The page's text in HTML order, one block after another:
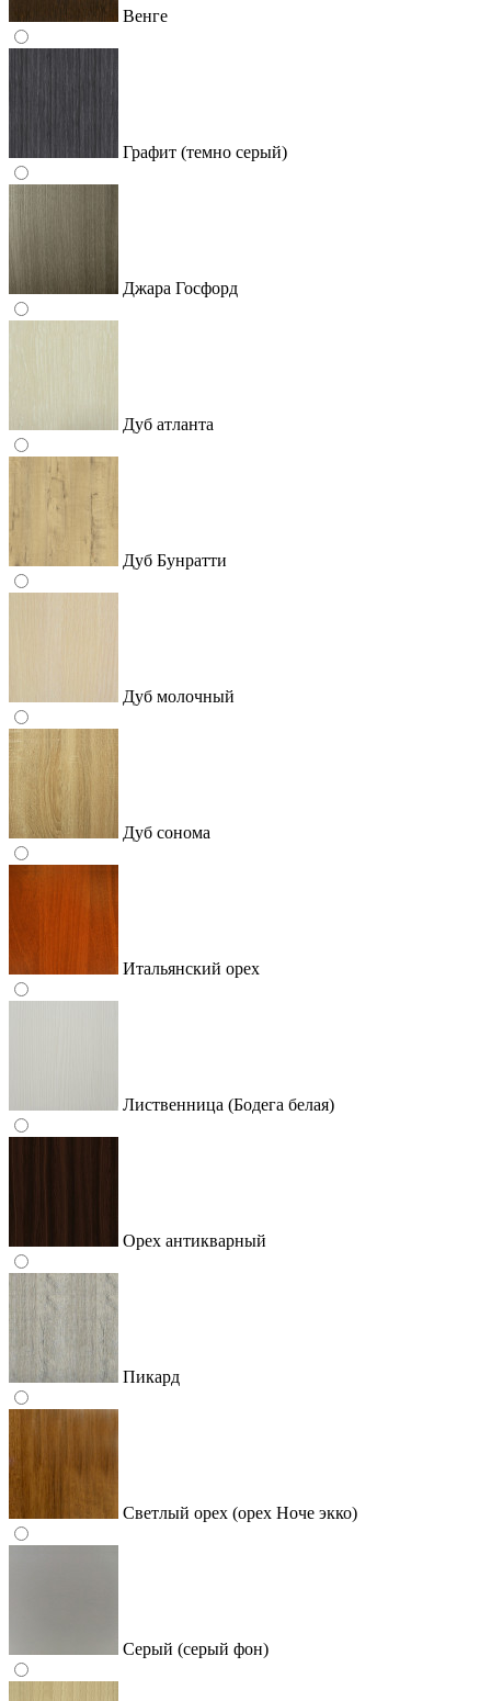
Венге
Графит (темно серый)
Джара Госфорд
Дуб атланта
Дуб Бунратти
Дуб молочный
Дуб сонома
Итальянский орех
Лиственница (Бодега белая)
Орех антикварный
Пикард
Светлый орех (орех Ноче экко)
Серый (серый фон)